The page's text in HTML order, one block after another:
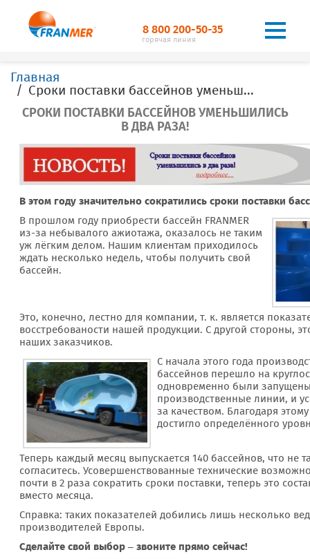
8 800 200-50-35
горячая линия
Главная
Сроки поставки бассейнов уменьшились в два раза!
СРОКИ ПОСТАВКИ БАССЕЙНОВ УМЕНЬШИЛИСЬ
В ДВА РАЗА!
В этом году значительно сократились сроки поставки
В прошлом году приобрести бассейн FRANMER
из-за небывалого ажиотажа, оказалось не таким
уж лёгким делом. Нашим клиентам приходилось
ждать несколько недель, чтобы получить свой
бассейн.
Это, конечно, лестно для компании, т. к. является
восстребованости нашей продукции. С другой стороны,
наших заказчиков.
С начала этого года
бассейнов перешло на
одновременно были
производственные линии, и
за качеством. Благодаря
достигло определённого
Теперь каждый месяц выпускается 140 бассейнов, что не
согласитесь. Усовершенствованные технические
почти в 2 раза сократить сроки поставки, теперь это
вместо месяца.
Справка: таких показателей добились лишь несколько
производителей Европы.
Сделайте свой выбор – звоните прямо сейчас!